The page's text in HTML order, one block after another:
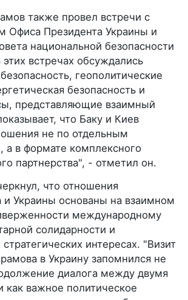
также провел встречи с
Офиса Президента Украины и
национальной безопасности
встречах обсуждались
геополитические
безопасность и
представляющие взаимный
что Баку и Киев
не по отдельным
а в формате комплексного
партнерства", - отметил он.
что отношения
и Украины основаны на взаимном
международному
солидарности и
интересах. "Визит
в Украину запомнился не
диалога между двумя
как важное политическое